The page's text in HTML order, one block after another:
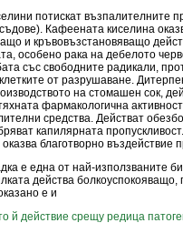
потискат възпалителните
Кафеената киселина
и кръвовъзстановяващо
особено рака на дебелото
със свободните радикали,
от разрушаване.
на стомашен сок,
фармакологична
средства. Действат
капилярната
благотворно въздействие
е една от най-използваните
действа
е и
й действие срещу редица